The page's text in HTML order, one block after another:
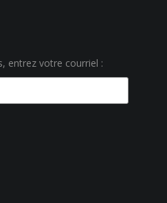
entrez votre courriel :